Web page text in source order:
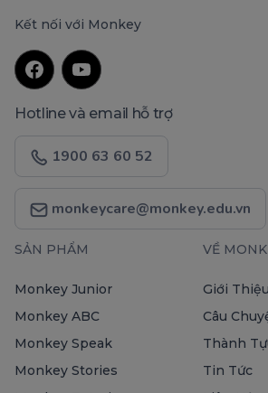
Kết nối với Monkey
Hotline và email hỗ trợ
1900 63 60 52
monkeycare@monkey.edu.vn
SẢN PHẨM
Monkey Junior
Monkey ABC
Monkey Speak
Monkey Stories
VỀ
Giới Thiệu
Câu
Thành
Tin Tức